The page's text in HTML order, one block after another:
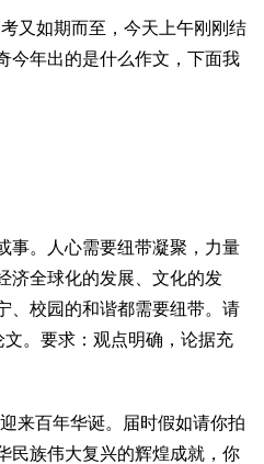
又如期而至，今天上午刚刚结
今年出的是什么作文，下面我
事。人心需要纽带凝聚，力量
济全球化的发展、文化的发
、校园的和谐都需要纽带。请
文。要求：观点明确，论据充
来百年华诞。届时假如请你拍
民族伟大复兴的辉煌成就，你